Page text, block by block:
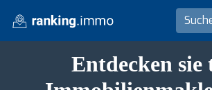
Entdecken sie